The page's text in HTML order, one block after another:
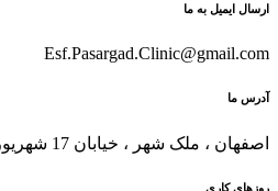
ارسال ایمیل به ما
Esf.Pasargad.Clinic@gmail.com
آدرس ما
اصفهان ، ملک شهر ، خیابان 17 شهریور
روزهای کاری